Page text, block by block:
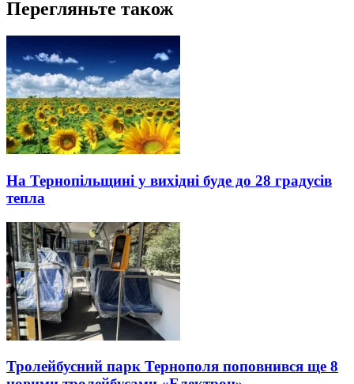
Перегляньте також
На Тернопільщині у вихідні буде до 28 градусів
тепла
Тролейбусний парк Тернополя поповнився ще 8